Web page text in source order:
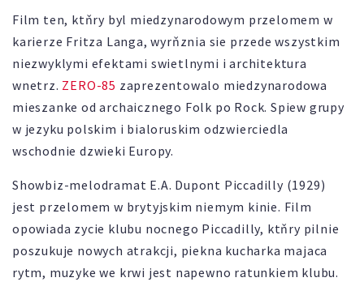
Film ten, ktňry byl miedzynarodowym przelomem w
karierze Fritza Langa, wyrňznia sie przede wszystkim
niezwyklymi efektami swietlnymi i architektura
wnetrz. ZERO-85 zaprezentowalo miedzynarodowa
mieszanke od archaicznego Folk po Rock. Spiew grupy
w jezyku polskim i bialoruskim odzwierciedla
wschodnie dzwieki Europy.
Showbiz-melodramat E.A. Dupont Piccadilly (1929)
jest przelomem w brytyjskim niemym kinie. Film
opowiada zycie klubu nocnego Piccadilly, ktňry pilnie
poszukuje nowych atrakcji, piekna kucharka majaca
rytm, muzyke we krwi jest napewno ratunkiem klubu.